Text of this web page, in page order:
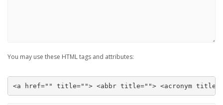
You may use these HTML tags and attributes:
<a href="" title=""> <abbr title=""> <acronym